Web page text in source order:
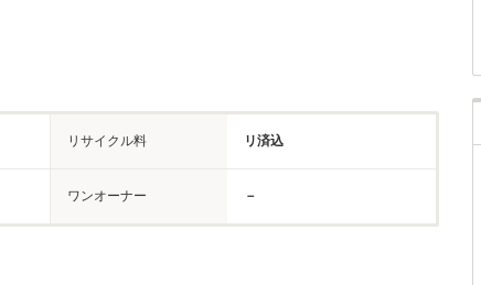
リサイクル料 リ済込
ワンオーナー －